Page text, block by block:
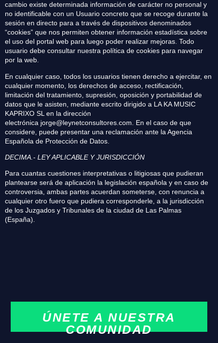
cambio existe determinada información de carácter no personal y
no identificable con un Usuario concreto que se recoge durante la
sesión en directo para a través de dispositivos denominados
“cookies” que nos permiten obtener información estadística sobre
el uso del portal web para luego poder realizar mejoras. Todo
usuario debe consultar nuestra política de cookies para navegar
por la web.
En cualquier caso, todos los usuarios tienen derecho a ejercitar, en
cualquier momento, los derechos de acceso, rectificación,
limitación del tratamiento, supresión, oposición y portabilidad de
datos que le asisten, mediante escrito dirigido a LA KA MUSIC
KAPRIXO SL en la dirección
electrónica jorge@leynetconsultores.com. En el caso de que
considere, puede presentar una reclamación ante la Agencia
Española de Protección de Datos.
DECIMA.- LEY APLICABLE Y JURISDICCIÓN
Para cuantas cuestiones interpretativas o litigiosas que pudieran
plantearse será de aplicación la legislación española y en caso de
controversia, ambas partes acuerdan someterse, con renuncia a
cualquier otro fuero que pudiera corresponderle, a la jurisdicción
de los Juzgados y Tribunales de la ciudad de Las Palmas
(España).
ÚNETE A NUESTRA
COMUNIDAD